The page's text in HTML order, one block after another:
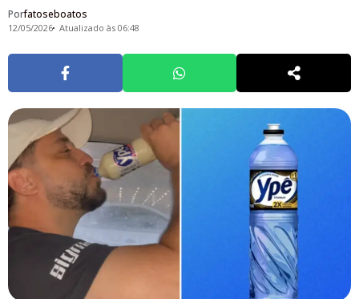
Porfatoseboatos
12/05/2026 Atualizado às 06:48